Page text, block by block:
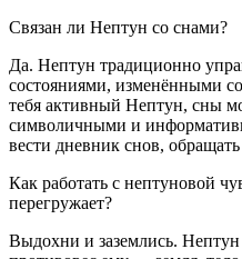
Связан ли Нептун со снами?
Да. Нептун традиционно
состояниями, изменёнными
тебя активный Нептун, сны
символичными и
вести дневник снов,
Как работать с нептуновой
перегружает?
Выдохни и заземлись.